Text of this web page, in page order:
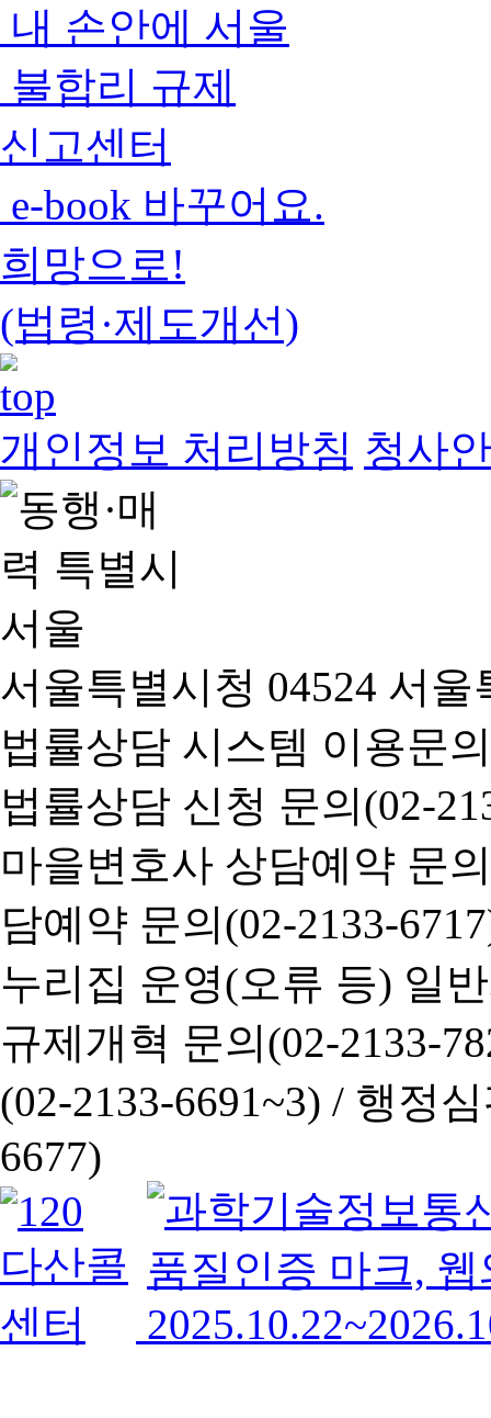
내 손안에 서울
불합리 규제
신고센터
e-book 바꾸어요.
희망으로!
(법령·제도개선)
개인정보 처리방침 청사
서울특별시청 04524 서
법률상담 시스템 이용문
법률상담 신청 문의(02-
마을변호사 상담예약 문
담예약 문의(02-2133-
누리집 운영(오류 등) 일
규제개혁 문의(02-2133-
(02-2133-6691~3) / 행정심
6677)